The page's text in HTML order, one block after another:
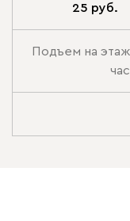
25 руб.
Подъем на